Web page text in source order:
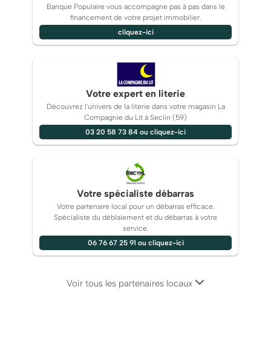
Banque Populaire vous accompagne pas à pas dans le
financement de votre projet immobilier.
cliquez-ici
Votre expert en literie
Découvrez l'univers de la literie dans votre magasin La
Compagnie du Lit à Seclin (59)
03 20 58 73 84 ou cliquez-ici
Votre spécialiste débarras
Votre partenaire local pour un débarras efficace.
Spécialiste du déblaiement et du débarras à votre
service.
06 76 67 25 91 ou cliquez-ici
Voir tous les partenaires locaux